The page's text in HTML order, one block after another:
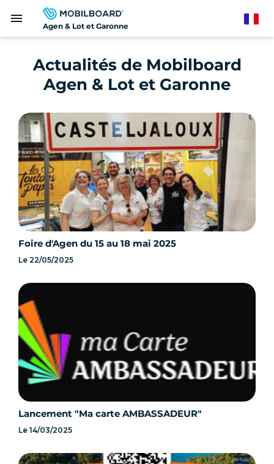
Agen & Lot et Garonne
menu
Actualités de Mobilboard
Agen & Lot et Garonne
Foire d'Agen du 15 au 18 mai 2025
Le 22/05/2025
Lancement "Ma carte AMBASSADEUR"
Le 14/03/2025